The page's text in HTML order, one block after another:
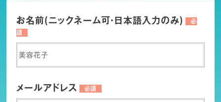
お名前(ニックネーム可・日本語入力のみ)
必
須
メールアドレス 必須